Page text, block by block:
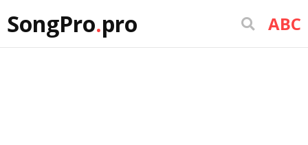
SongPro.pro ABC